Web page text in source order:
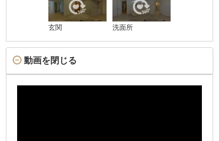
玄関 洗面所
動画を閉じる